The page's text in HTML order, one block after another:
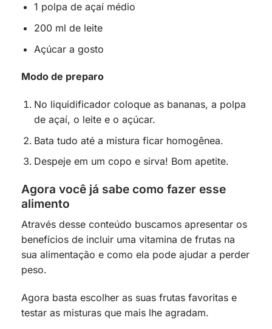
1 polpa de açaí médio
200 ml de leite
Açúcar a gosto
Modo de preparo
No liquidificador coloque as bananas, a polpa
de açaí, o leite e o açúcar.
Bata tudo até a mistura ficar homogênea.
Despeje em um copo e sirva! Bom apetite.
Agora você já sabe como fazer esse
alimento
Através desse conteúdo buscamos apresentar os
benefícios de incluir uma vitamina de frutas na
sua alimentação e como ela pode ajudar a perder
peso.
Agora basta escolher as suas frutas favoritas e
testar as misturas que mais lhe agradam.